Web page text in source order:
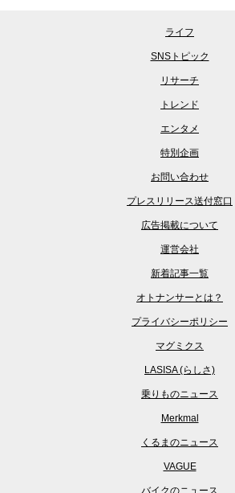
ライフ
SNSトピック
リサーチ
トレンド
エンタメ
特別企画
お問い合わせ
プレスリリース送付窓口
広告掲載について
運営会社
新着記事一覧
オトナンサーとは？
プライバシーポリシー
マグミクス
LASISA (らしさ)
乗りものニュース
Merkmal
くるまのニュース
VAGUE
バイクのニュース